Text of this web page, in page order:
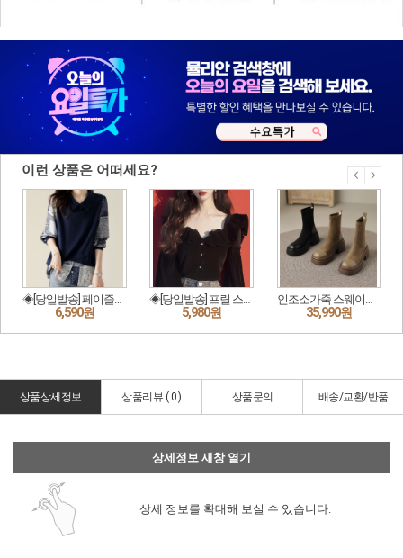
상품상세정보 상품리뷰 ( 0) 상품문의 배송/교환/반품
상세정보 새창 열기
상세 정보를 확대해 보실 수 있습니다.